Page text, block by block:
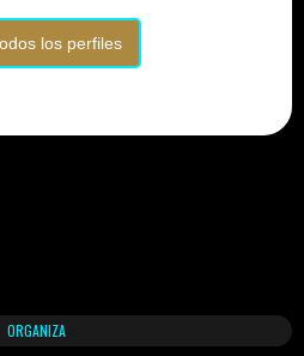
ORGANIZA